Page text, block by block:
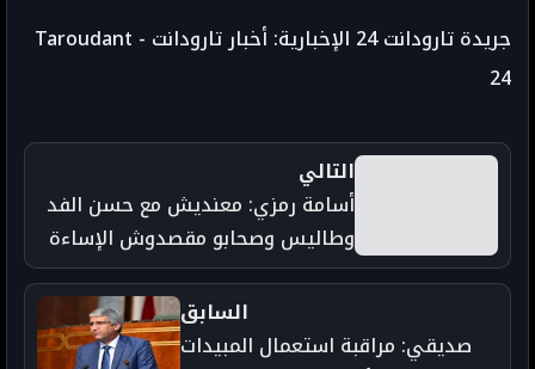
جريدة تارودانت 24 الإخبارية: أخبار تارودانت - Taroudant
24
التالي
أسامة رمزي: معنديش مع حسن الفد
وطاليس وصحابو مقصدوش الإساءة
للدين في فيلم الإخوان
السابق
صديقي: مراقبة استعمال المبيدات